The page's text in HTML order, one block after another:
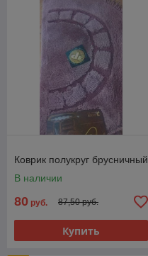
Коврик полукруг брусничный
В наличии
80 руб. 87,50 руб.
Купить